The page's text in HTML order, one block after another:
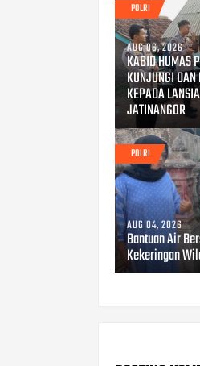
POLRI
AUG 06, 2026
KABID HUMAS
KUNJUNGI
KEPADA
JATINANGOR
POLRI
AUG 04, 2026
Bantuan Air
Kekeringan